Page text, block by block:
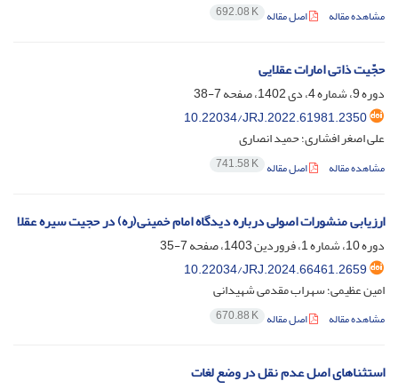
مشاهده مقاله اصل مقاله 692.08 K
حجّیت ذاتی امارات عقلایی
دوره 9، شماره 4، دی 1402، صفحه
7-38
10.22034/JRJ.2022.61981.2350
علی اصغر افشاری؛ حمید انصاری
مشاهده مقاله اصل مقاله 741.58 K
ارزیابی منشورات اصولی درباره دیدگاه امام خمینی(ره) در حجیت سیره‏ عقلا
دوره 10، شماره 1، فروردین 1403، صفحه
7-35
10.22034/JRJ.2024.66461.2659
امین عظیمی؛ سهراب مقدمی شهیدانی
مشاهده مقاله اصل مقاله 670.88 K
استثناهای اصل عدم نقل در وضع لغات